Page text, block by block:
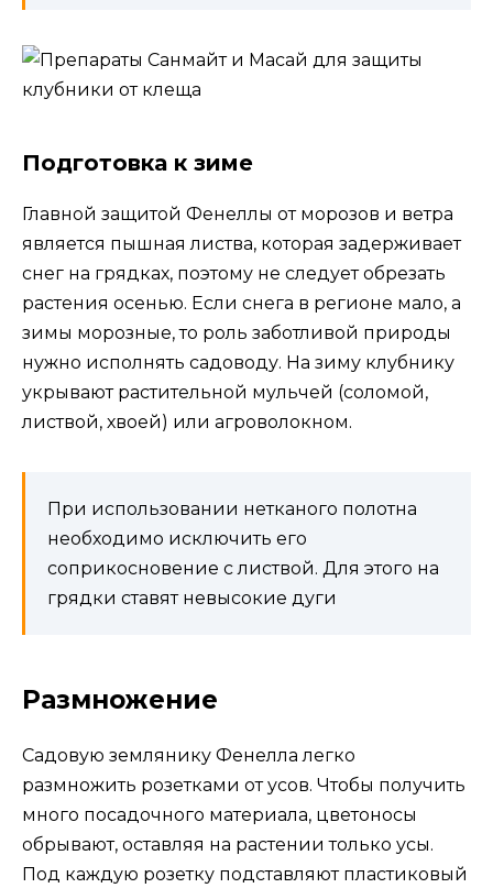
Подготовка к зиме
Главной защитой Фенеллы от морозов и ветра
является пышная листва, которая задерживает
снег на грядках, поэтому не следует обрезать
растения осенью. Если снега в регионе мало, а
зимы морозные, то роль заботливой природы
нужно исполнять садоводу. На зиму клубнику
укрывают растительной мульчей (соломой,
листвой, хвоей) или агроволокном.
При использовании нетканого полотна
необходимо исключить его
соприкосновение с листвой. Для этого на
грядки ставят невысокие дуги
Размножение
Садовую землянику Фенелла легко
размножить розетками от усов. Чтобы получить
много посадочного материала, цветоносы
обрывают, оставляя на растении только усы.
Под каждую розетку подставляют пластиковый